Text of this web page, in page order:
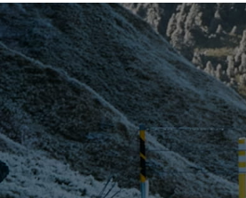
Z
á
p
a
t
í